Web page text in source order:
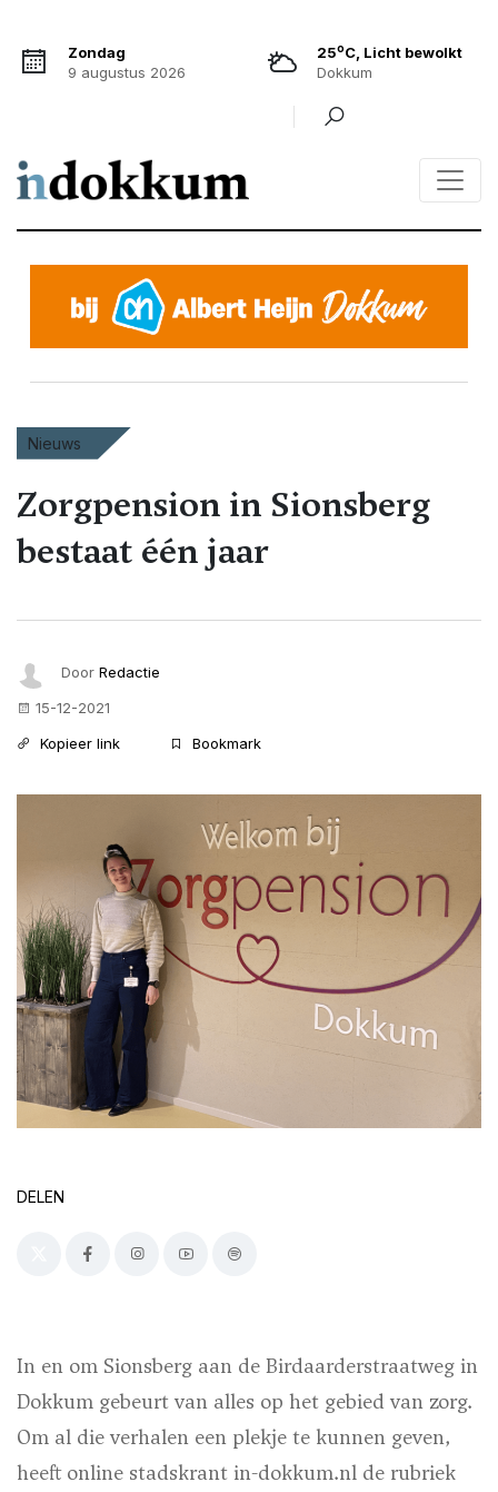
Zondag
9 augustus 2026
25oC, Licht bewolkt
Dokkum
Nieuws
Zorgpension in Sionsberg
bestaat één jaar
Door Redactie
15-12-2021
Kopieer link
Bookmark
DELEN
In en om Sionsberg aan de Birdaarderstraatweg in
Dokkum gebeurt van alles op het gebied van zorg.
Om al die verhalen een plekje te kunnen geven,
heeft online stadskrant in-dokkum.nl de rubriek